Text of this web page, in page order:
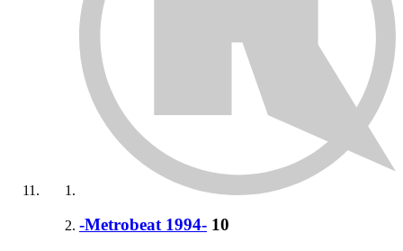
-Metrobeat 1994- 10